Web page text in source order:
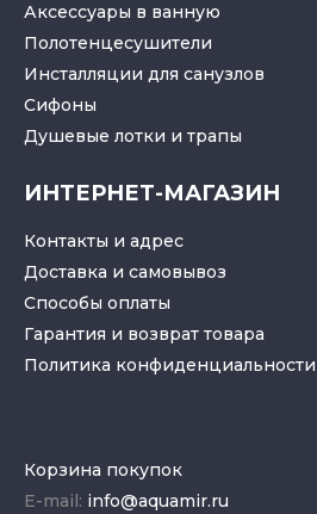
Аксессуары в ванную
Полотенцесушители
Инсталляции для санузлов
Cифоны
Душевые лотки и трапы
ИНТЕРНЕТ-МАГАЗИН
Контакты и адрес
Доставка и самовывоз
Способы оплаты
Гарантия и возврат товара
Политика конфиденциальности
Корзина покупок
E-mail: info@aquamir.ru